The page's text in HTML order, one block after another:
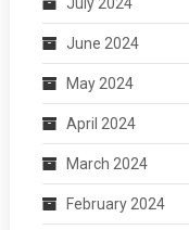
June 2024
May 2024
April 2024
March 2024
February 2024